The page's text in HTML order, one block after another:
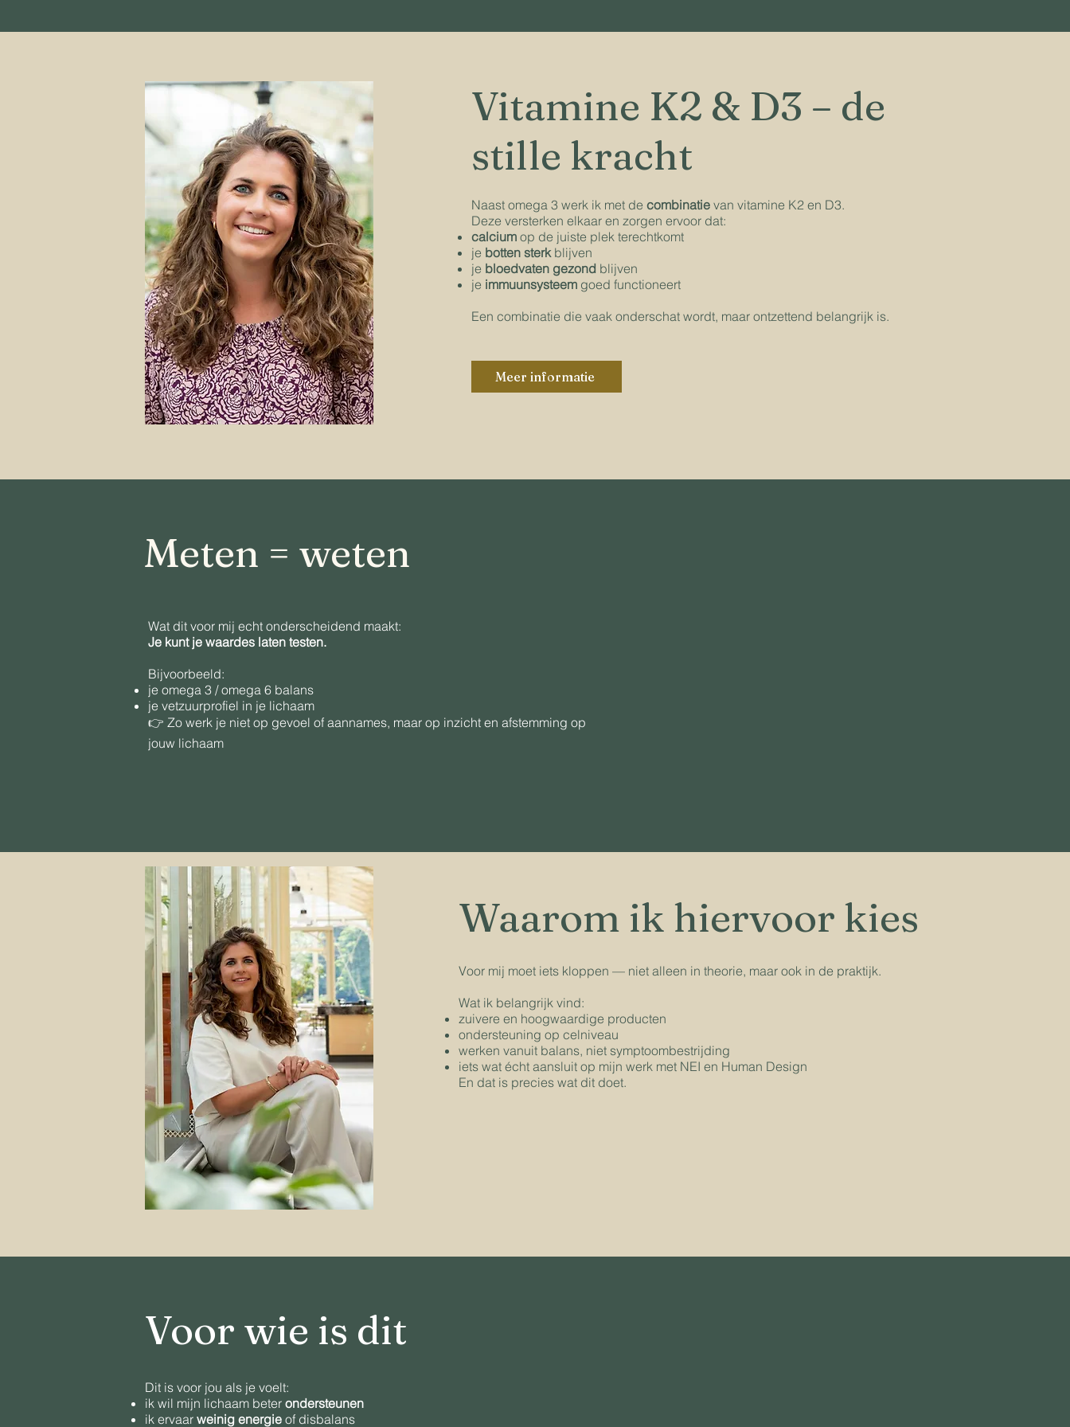
Vitamine K2 & D3 – de
stille kracht
Naast omega 3 werk ik met de combinatie van vitamine K2 en D3.
Deze versterken elkaar en zorgen ervoor dat:
calcium op de juiste plek terechtkomt
je botten sterk blijven
je bloedvaten gezond blijven
je immuunsysteem goed functioneert
Een combinatie die vaak onderschat wordt, maar ontzettend belangrijk is.
Meer informatie
Meten = weten
Wat dit voor mij echt onderscheidend maakt:
Je kunt je waardes laten testen.
Bijvoorbeeld:
je omega 3 / omega 6 balans
je vetzuurprofiel in je lichaam
👉 Zo werk je niet op gevoel of aannames, maar op inzicht en afstemming op
jouw lichaam
Waarom ik hiervoor kies
Voor mij moet iets kloppen — niet alleen in theorie, maar ook in de praktijk.
Wat ik belangrijk vind:
zuivere en hoogwaardige producten
ondersteuning op celniveau
werken vanuit balans, niet symptoombestrijding
iets wat écht aansluit op mijn werk met NEI en Human Design
En dat is precies wat dit doet.
Voor wie is dit
Dit is voor jou als je voelt:
ik wil mijn lichaam beter ondersteunen
ik ervaar weinig energie of disbalans